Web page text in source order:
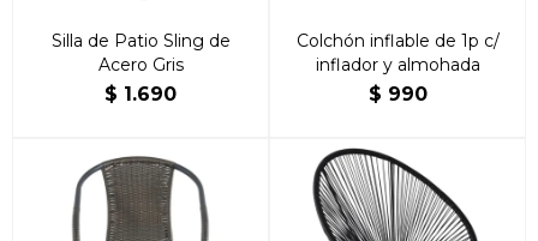
Silla de Patio Sling de
Acero Gris
$ 1.690
Colchón inflable de 1p c/
inflador y almohada
$ 990